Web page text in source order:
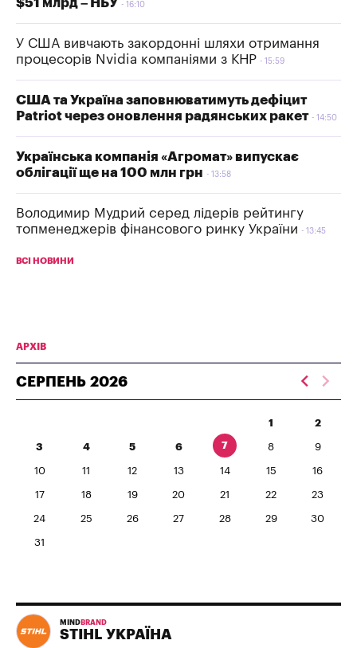
16:10
У США вивчають закордонні шляхи отримання
процесорів Nvidia компаніями з КНР
15:59
США та Україна заповнюватимуть дефіцит
Patriot через оновлення радянських ракет
14:50
Українська компанія «Агромат» випускає
облігації ще на 100 млн грн
13:58
Володимир Мудрий серед лідерів рейтингу
топменеджерів фінансового ринку України
13:45
ВСІ НОВИНИ
АРХІВ
СЕРПЕНЬ 2026
1 2
3 4 5 6 7 8 9
10 11 12 13 14 15 16
17 18 19 20 21 22 23
24 25 26 27 28 29 30
31
MIND BRAND
STIHL УКРАЇНА